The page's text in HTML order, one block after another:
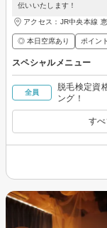
伝いいたします！
アクセス：JR中央本線
◎ 本日空席あり ポイン
スペシャルメニュー
全員
脱毛検定資
ング！
す